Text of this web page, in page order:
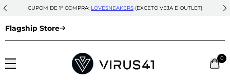
CUPOM DE 1ª COMPRA: LOVESNEAKERS (EXCETO VEJA E OUTLET)
Flagship Store
0